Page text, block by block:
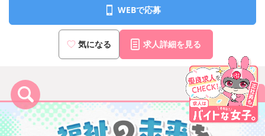
WEBで応募
気になる 求人詳細を見る
まとめて応募